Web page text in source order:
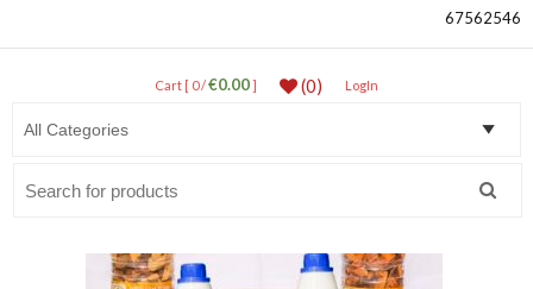
67562546
Cart [ 0 /€0.00] (0) LogIn